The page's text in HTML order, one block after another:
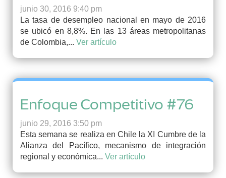
junio 30, 2016 9:40 pm
La tasa de desempleo nacional en mayo de 2016
se ubicó en 8,8%. En las 13 áreas metropolitanas
de Colombia,... Ver artículo
Enfoque Competitivo #76
junio 29, 2016 3:50 pm
Esta semana se realiza en Chile la XI Cumbre de la
Alianza del Pacífico, mecanismo de integración
regional y económica... Ver artículo